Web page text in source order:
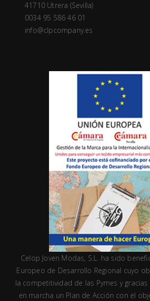
41710 Utrera (Sevilla)
0034 95 586 46 01
info@clpcompany.es
Celop Joven Modas, S.L. ha sido
Europeo de Desarrollo Regional cuyo
la competitividad de las Pymes y
en marcha un Plan de Acción con el